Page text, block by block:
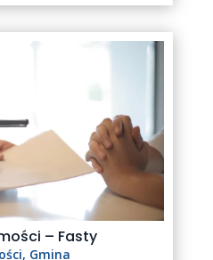
– Fasty
, Gmina